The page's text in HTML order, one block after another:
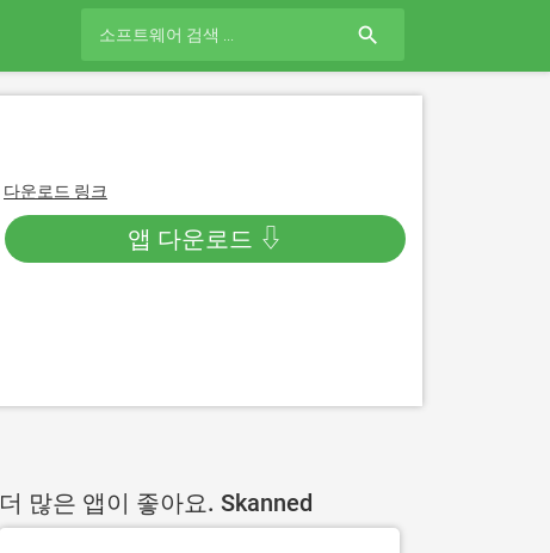
search
다운로드 링크
앱 다운로드 ⇩
더 많은 앱이 좋아요. Skanned